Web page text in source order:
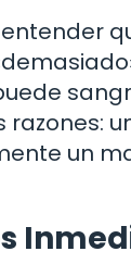
razones:
un